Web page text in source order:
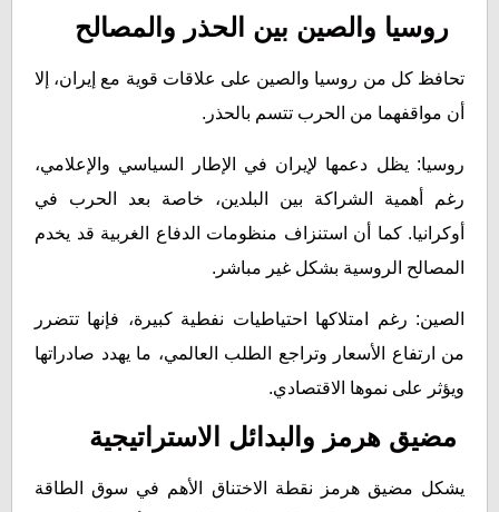
روسيا والصين بين الحذر والمصالح
تحافظ كل من روسيا والصين على علاقات قوية مع إيران، إلا
أن مواقفهما من الحرب تتسم بالحذر.
روسيا: يظل دعمها لإيران في الإطار السياسي والإعلامي،
رغم أهمية الشراكة بين البلدين، خاصة بعد الحرب في
أوكرانيا. كما أن استنزاف منظومات الدفاع الغربية قد يخدم
المصالح الروسية بشكل غير مباشر.
الصين: رغم امتلاكها احتياطيات نفطية كبيرة، فإنها تتضرر
من ارتفاع الأسعار وتراجع الطلب العالمي، ما يهدد صادراتها
ويؤثر على نموها الاقتصادي.
مضيق هرمز والبدائل الاستراتيجية
يشكل مضيق هرمز نقطة الاختناق الأهم في سوق الطاقة